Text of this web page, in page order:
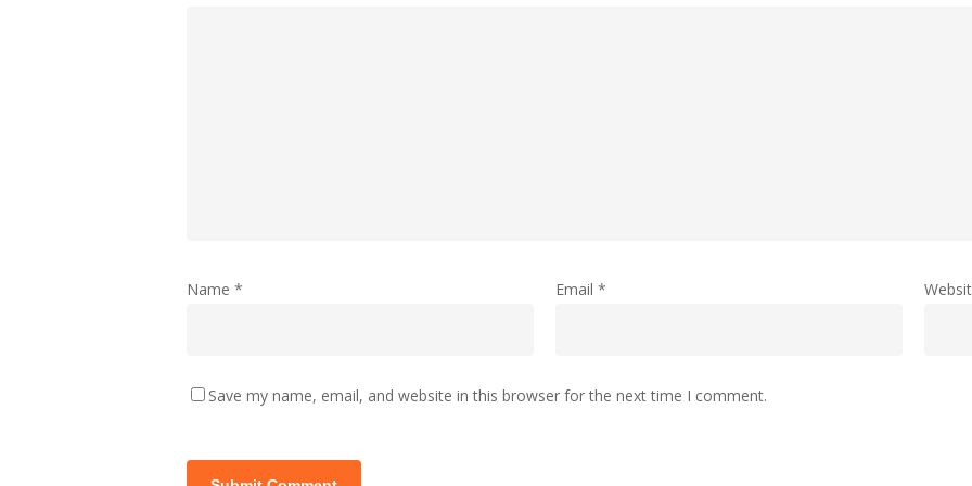
Name * Email *
Save my name, email, and website in this browser for the next time I comment.